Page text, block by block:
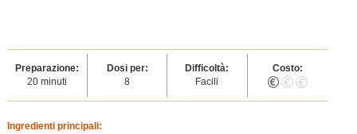
Preparazione:
20 minuti
Dosi per:
8
Difficoltà:
Facili
Costo:
Ingredienti principali: